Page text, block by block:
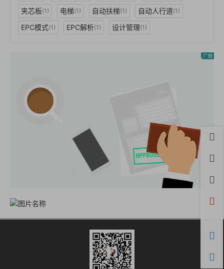
夹芯板(1) 电梯(1) 自动扶梯(1) 自动人行道(1)
EPC模式(1) EPC解析(1) 设计管理(1)